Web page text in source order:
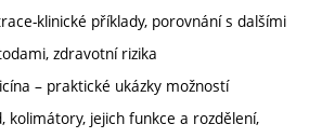
klinické příklady, porovnání s dalšími
zdravotní rizika
– praktické ukázky možností
kolimátory, jejich funkce a rozdělení,